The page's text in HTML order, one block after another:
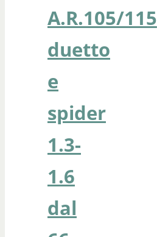
A.R.105/115
duetto
e
spider
1.3-
1.6
dal